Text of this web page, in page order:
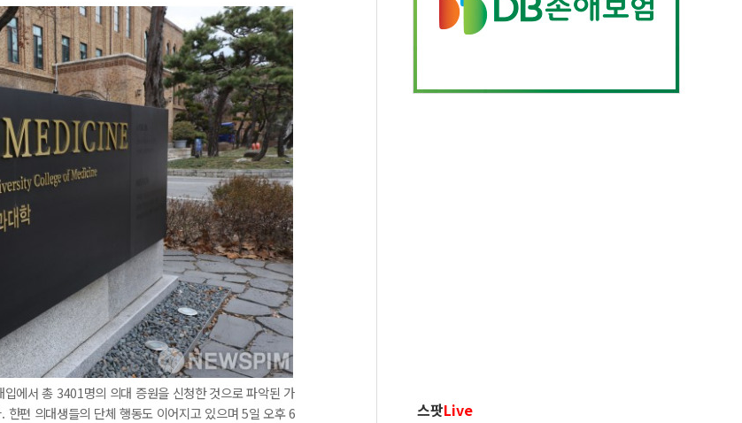
에서 총 3401명의 의대 증원을 신청한 것으로 파악된 가
편 의대생들의 단체 행동도 이어지고 있으며 5일 오후 6
스팟Live